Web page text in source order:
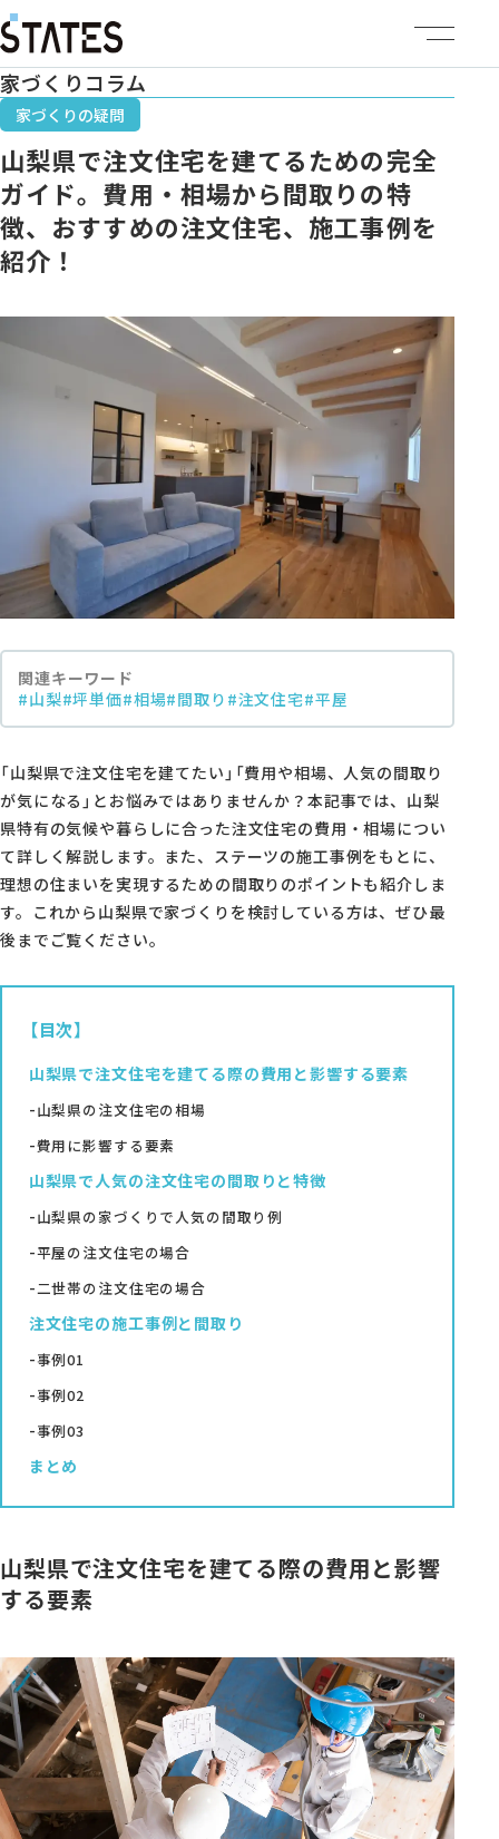
ステーツについて
商品ラインナップ
イベント情報
企業情報
モデルハウス・支店
家づくりコラム
0120-666-940
【受付時間】10時～18時
イベント予約
オンライン相談
家づくりコラム
家づくりの疑問
山梨県で注文住宅を建てるための完全
ガイド。費用・相場から間取りの特
徴、おすすめの注文住宅、施工事例を
紹介！
関連キーワード
#山梨#坪単価#相場#間取り #注文住宅#平屋
「山梨県で注文住宅を建てたい」「費用や相場、人気の間取り
が気になる」とお悩みではありませんか？本記事では、山梨
県特有の気候や暮らしに合った注文住宅の費用・相場につい
て詳しく解説します。また、ステーツの施工事例をもとに、
理想の住まいを実現するための間取りのポイントも紹介しま
す。これから山梨県で家づくりを検討している方は、ぜひ最
後までご覧ください。
【目次】
山梨県で注文住宅を建てる際の費用と影響する要素
山梨県の注文住宅の相場
費用に影響する要素
山梨県で人気の注文住宅の間取りと特徴
山梨県の家づくりで人気の間取り例
平屋の注文住宅の場合
二世帯の注文住宅の場合
注文住宅の施工事例と間取り
事例01
事例02
事例03
まとめ
山梨県で注文住宅を建てる際の費用と影響
する要素